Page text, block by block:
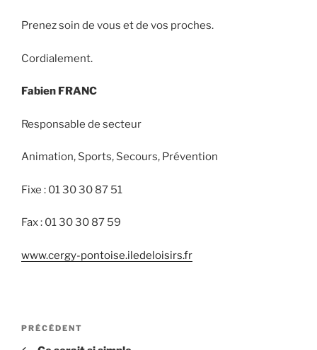
Prenez soin de vous et de vos proches.
Cordialement.
Fabien FRANC
Responsable de secteur
Animation, Sports, Secours, Prévention
Fixe : 01 30 30 87 51
Fax : 01 30 30 87 59
www.cergy-pontoise.iledeloisirs.fr
Navigation
Article
précédent
PRÉCÉDENT